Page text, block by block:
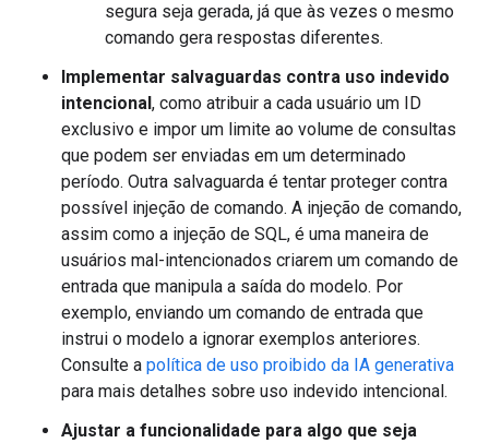
segura seja gerada, já que às vezes o mesmo
comando gera respostas diferentes.
Implementar salvaguardas contra uso indevido
intencional , como atribuir a cada usuário um ID
exclusivo e impor um limite ao volume de consultas
que podem ser enviadas em um determinado
período. Outra salvaguarda é tentar proteger contra
possível injeção de comando. A injeção de comando,
assim como a injeção de SQL, é uma maneira de
usuários mal-intencionados criarem um comando de
entrada que manipula a saída do modelo. Por
exemplo, enviando um comando de entrada que
instrui o modelo a ignorar exemplos anteriores.
Consulte a política de uso proibido da IA generativa
para mais detalhes sobre uso indevido intencional.
Ajustar a funcionalidade para algo que seja